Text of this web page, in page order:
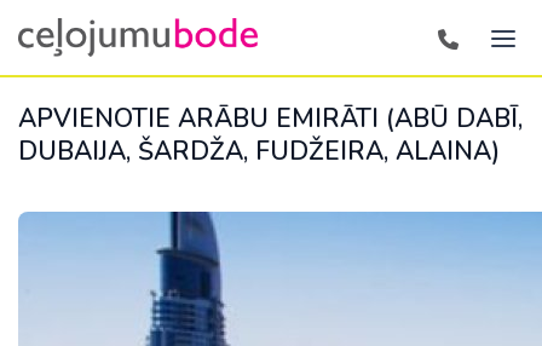
APVIENOTIE ARĀBU EMIRĀTI (ABŪ DABĪ,
DUBAIJA, ŠARDŽA, FUDŽEIRA, ALAINA)